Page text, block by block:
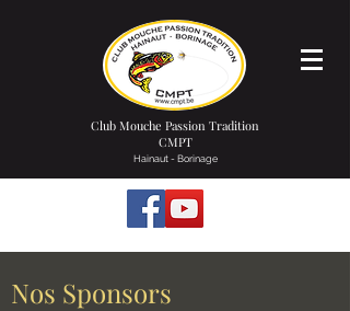
Club Mouche Passion Tradition
CMPT
Hainaut - Borinage
Nos Sponsors